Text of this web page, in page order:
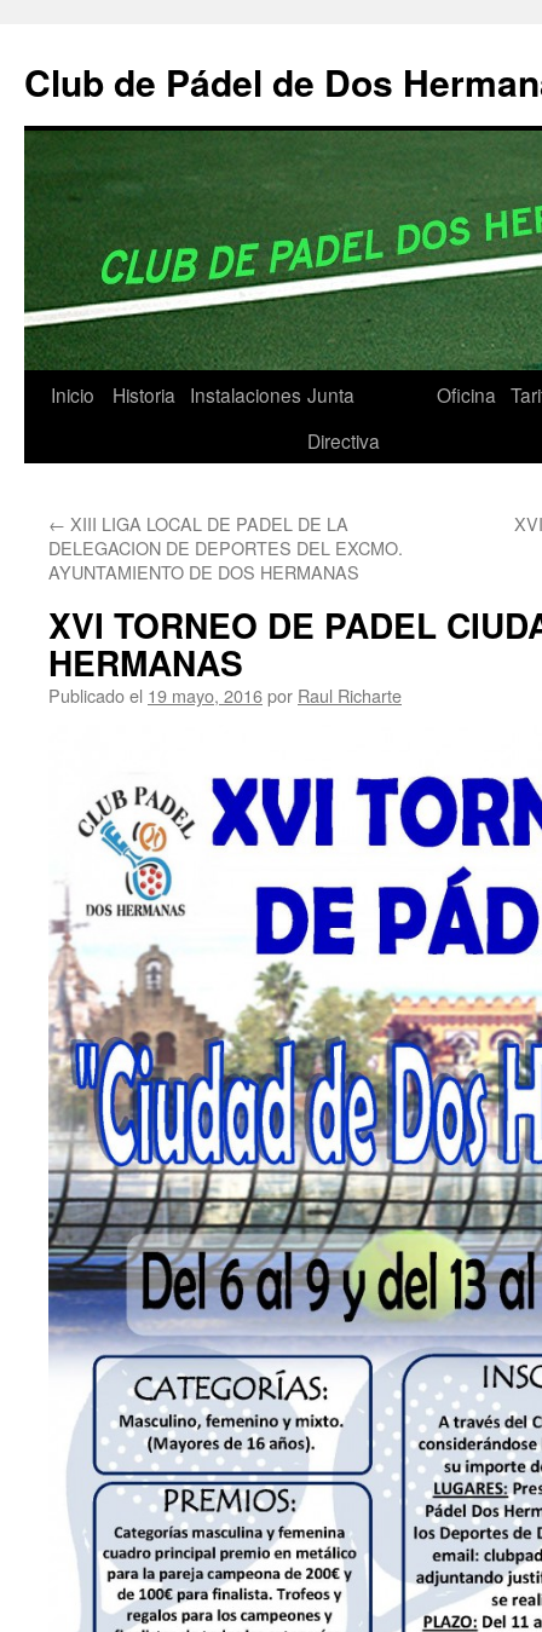
Club de Pádel de Dos
Saltar
Inicio Historia Instalaciones Junta
Directiva
Oficina
← XIII LIGA LOCAL DE PADEL DE LA
DELEGACION DE DEPORTES DEL EXCMO.
AYUNTAMIENTO DE DOS HERMANAS
XVI TORNEO DE PADEL
HERMANAS
Publicado el 19 mayo, 2016por Raul Richarte